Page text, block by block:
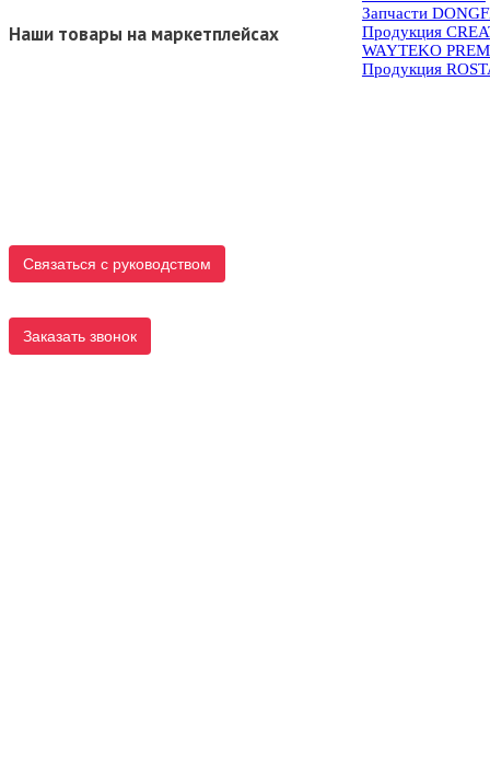
Наши товары на маркетплейсах
Связаться с руководством
Заказать звонок
Запчасти
Продукция
WAYTEKO
Продукция